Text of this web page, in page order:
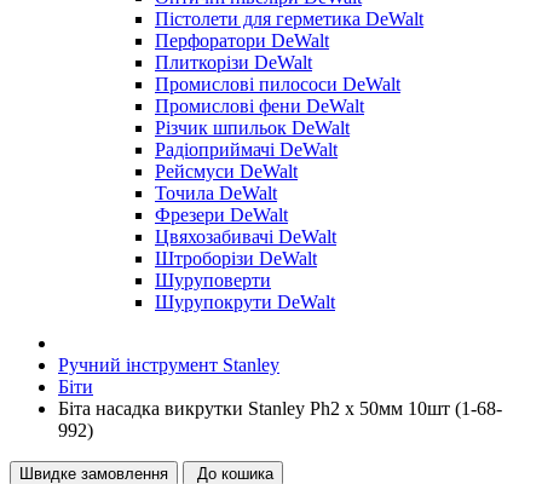
Пістолети для герметика DeWalt
Перфоратори DeWalt
Плиткорізи DeWalt
Промислові пилососи DeWalt
Промислові фени DeWalt
Різчик шпильок DeWalt
Радіоприймачі DeWalt
Рейсмуси DeWalt
Точила DeWalt
Фрезери DeWalt
Цвяхозабивачі DeWalt
Штроборізи DeWalt
Шуруповерти
Шурупокрути DeWalt
Ручний інструмент Stanley
Біти
Біта насадка викрутки Stanley Ph2 x 50мм 10шт (1-68-
992)
Швидке замовлення До кошика